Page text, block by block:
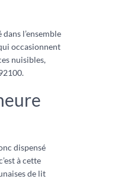
l’ensemble
occasionnent
nuisibles,
dispensé
à cette
de lit